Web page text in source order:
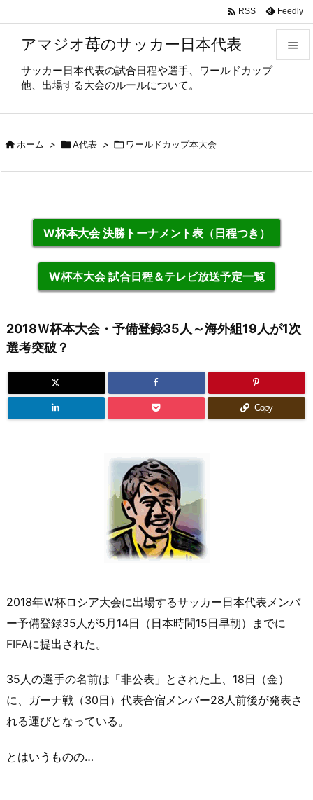
アマジオ苺のサッカー日本代表
サッカー日本代表の試合日程や選手、ワールドカップ
他、出場する大会のルールについて。


 RSS Feedly
ホーム > A代表 > ワールドカップ本大会
W杯本大会 決勝トーナメント表（日程つき）
W杯本大会 試合日程＆テレビ放送予定一覧
2018Ｗ杯本大会・予備登録35人～海外組19人が1次
選考突破？
Copy
2018年Ｗ杯ロシア大会に出場するサッカー日本代表メンバ
ー予備登録35人が5月14日（日本時間15日早朝）までに
FIFAに提出された。
35人の選手の名前は「非公表」とされた上、18日（金）
に、ガーナ戦（30日）代表合宿メンバー28人前後が発表さ
れる運びとなっている。
とはいうものの…